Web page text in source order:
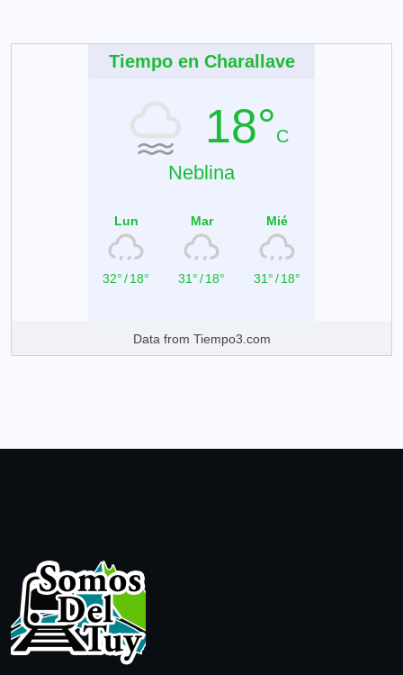
Tiempo en Charallave
18°C
Neblina
Lun
32°/18°
Mar
31°/18°
Mié
31°/18°
Data from Tiempo3.com